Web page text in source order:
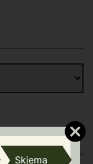
Skjema